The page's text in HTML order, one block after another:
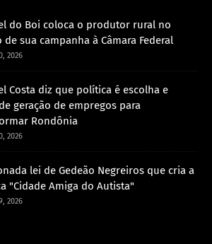
do Boi coloca o produtor rural no
de sua campanha à Câmara Federal
2026
Costa diz que política é escolha e
geração de empregos para
Rondônia
2026
lei de Gedeão Negreiros que cria a
"Cidade Amiga do Autista"
2026